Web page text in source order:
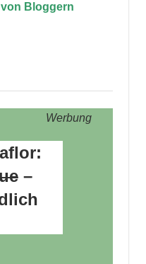
Bloggern
Werbung
–